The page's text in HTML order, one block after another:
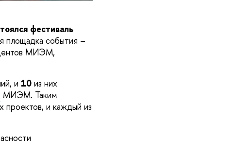
фестиваль
площадка события –
МИЭМ,
и 10 из них
МИЭМ. Таким
проектов, и каждый из